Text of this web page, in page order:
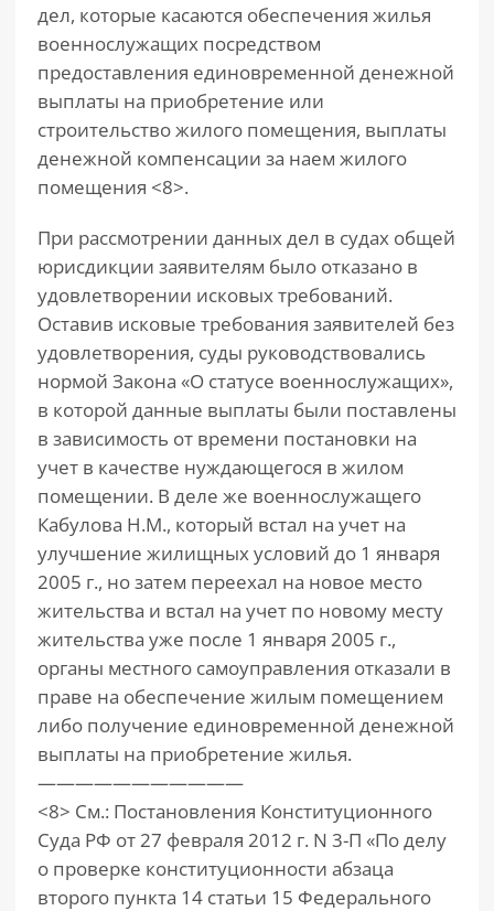
дел, которые касаются обеспечения жилья
военнослужащих посредством
предоставления единовременной денежной
выплаты на приобретение или
строительство жилого помещения, выплаты
денежной компенсации за наем жилого
помещения <8>.
При рассмотрении данных дел в судах общей
юрисдикции заявителям было отказано в
удовлетворении исковых требований.
Оставив исковые требования заявителей без
удовлетворения, суды руководствовались
нормой Закона «О статусе военнослужащих»,
в которой данные выплаты были поставлены
в зависимость от времени постановки на
учет в качестве нуждающегося в жилом
помещении. В деле же военнослужащего
Кабулова Н.М., который встал на учет на
улучшение жилищных условий до 1 января
2005 г., но затем переехал на новое место
жительства и встал на учет по новому месту
жительства уже после 1 января 2005 г.,
органы местного самоуправления отказали в
праве на обеспечение жилым помещением
либо получение единовременной денежной
выплаты на приобретение жилья.
———————————
<8> См.: Постановления Конституционного
Суда РФ от 27 февраля 2012 г. N 3-П «По делу
о проверке конституционности абзаца
второго пункта 14 статьи 15 Федерального